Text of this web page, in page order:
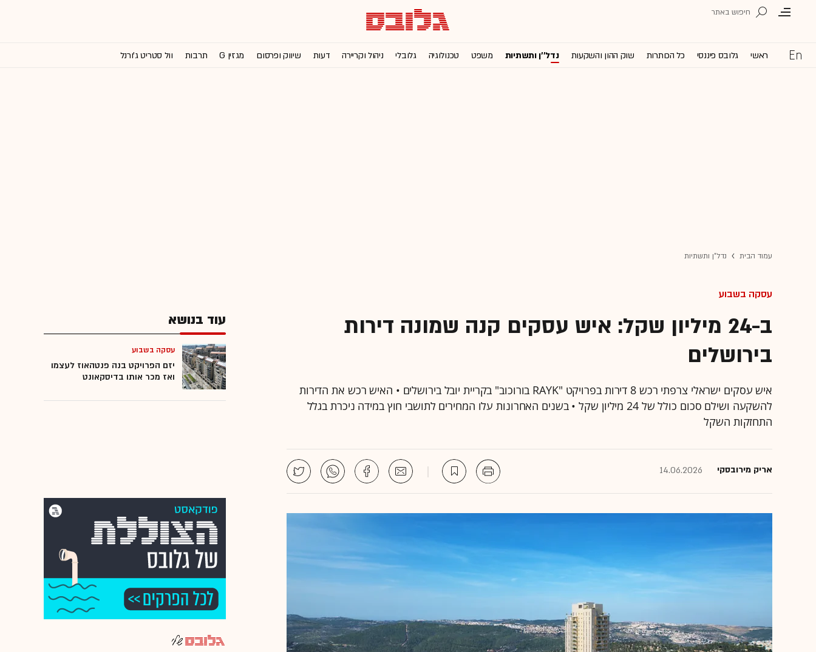
ראשי גלובס פיננסי כל הכותרות שוק ההון והשקעות נדל''ן ותשתיות משפט טכנולוגיה גלובלי ניהול וקריירה דעות שיווק ופרסום מגזין G תרבות וול סטריט ג'ורנל
עמוד הבית נדל"ן ותשתיות
עסקה בשבוע
ב-24 מיליון שקל: איש עסקים קנה שמונה דירות
בירושלים
איש עסקים ישראלי צרפתי רכש 8 דירות בפרויקט "RAYK בורוכוב" בקריית יובל בירושלים • האיש רכש את הדירות
להשקעה ושילם סכום כולל של 24 מיליון שקל • בשנים האחרונות עלו המחירים לתושבי חוץ במידה ניכרת בגלל
התחזקות השקל
אריק מירובסקי 14.06.2026
עוד בנושא
עסקה בשבוע
יזם הפרויקט בנה פנטהאוז לעצמו
ואז מכר אותו בדיסקאונט